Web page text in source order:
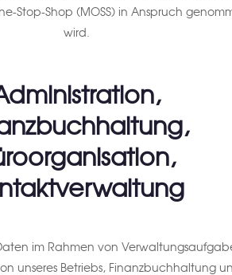
Stop-Shop (MOSS) in Anspruch
wird.
im Rahmen von
unseres Betriebs, Finanzbuchhaltung